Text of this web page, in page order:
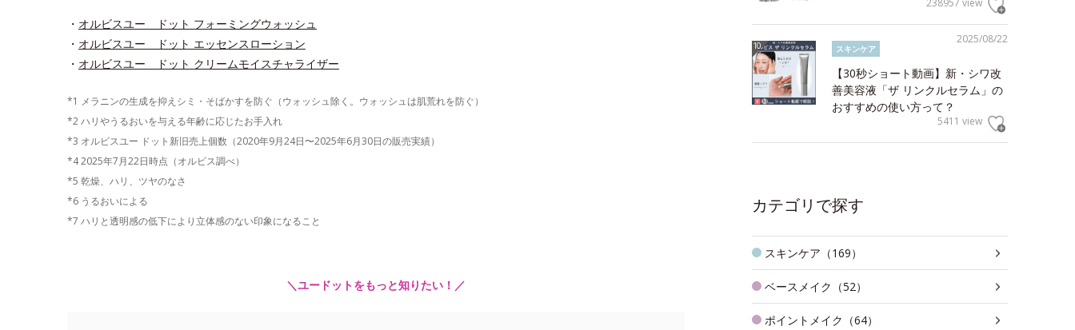
・ オルビスユー ドット フォーミングウォッシュ
・ オルビスユー ドット エッセンスローション
・ オルビスユー ドット クリームモイスチャライザー
*1 メラニンの生成を抑えシミ・そばかすを防ぐ（ウォッシュ除く。ウォッシュは肌荒れを防ぐ）
*2 ハリやうるおいを与える年齢に応じたお手入れ
*3 オルビスユー ドット新旧売上個数（2020年9月24日〜2025年6月30日の販売実績）
*4 2025年7月22日時点（オルビス調べ）
*5 乾燥、ハリ、ツヤのなさ
*6 うるおいによる
*7 ハリと透明感の低下により立体感のない印象になること
＼ユードットをもっと知りたい！／
238957 view
2025/08/22
スキンケア
【30秒ショート動画】新・シワ改
善美容液「ザ リンクルセラム」の
おすすめの使い方って？
5411 view
カテゴリで探す
スキンケア（169）
ベースメイク（52）
ポイントメイク（64）